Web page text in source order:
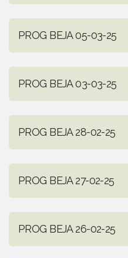
PROG BEJA 05-03-25
PROG BEJA 03-03-25
PROG BEJA 28-02-25
PROG BEJA 27-02-25
PROG BEJA 26-02-25